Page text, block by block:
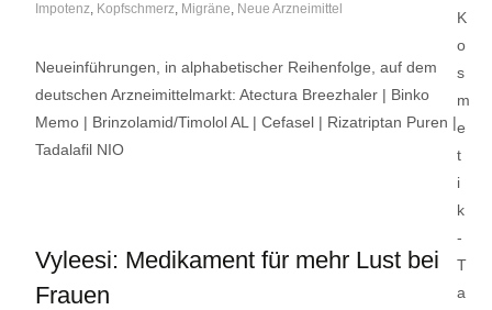
Impotenz, Kopfschmerz, Migräne, Neue Arzneimittel
Neueinführungen, in alphabetischer Reihenfolge, auf dem
deutschen Arzneimittelmarkt: Atectura Breezhaler | Binko
Memo | Brinzolamid/Timolol AL | Cefasel | Rizatriptan Puren |
Tadalafil NIO
Vyleesi: Medikament für mehr Lust bei
Frauen